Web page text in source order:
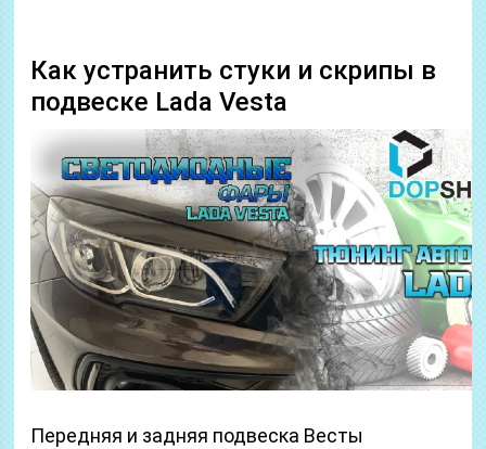
Как устранить стуки и скрипы в
подвеске Lada Vesta
Передняя и задняя подвеска Весты